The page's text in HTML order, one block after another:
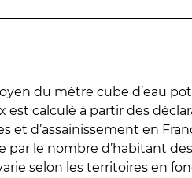
du mètre cube d’eau
est calculé à partir des
et d’assainissement en
par le nombre d’habitant des
selon les territoires en